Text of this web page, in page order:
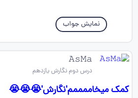
نمایش جواب
𝙰𝚜𝙼𝚊
درس دوم نگارش یازدهم
کمک میخاممممم'نگارش'😭😭😭